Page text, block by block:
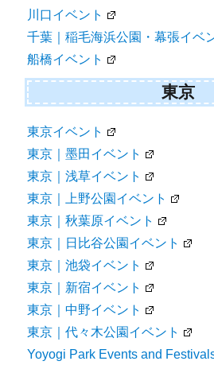
川口イベント
千葉｜稲毛海浜公園・幕張イベ
船橋イベント
東京
東京イベント
東京｜墨田イベント
東京｜浅草イベント
東京｜上野公園イベント
東京｜秋葉原イベント
東京｜日比谷公園イベント
東京｜池袋イベント
東京｜新宿イベント
東京｜中野イベント
東京｜代々木公園イベント
Yoyogi Park Events and